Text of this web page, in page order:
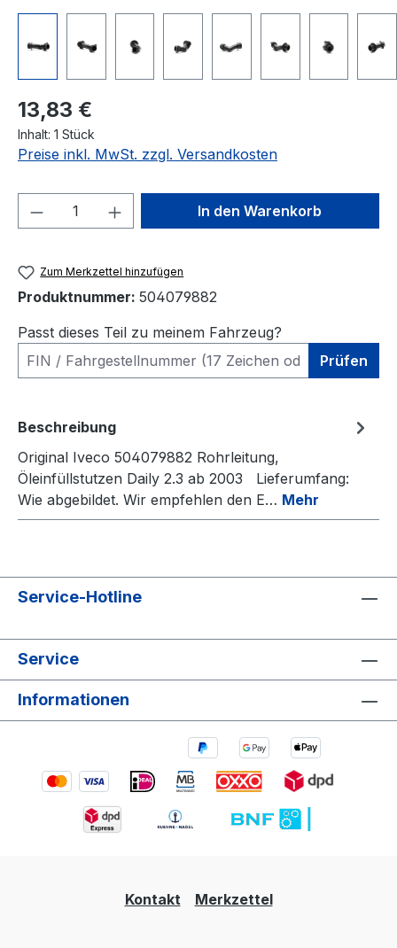
Regulärer Preis:
13,83 €
Inhalt: 1 Stück
Preise inkl. MwSt. zzgl. Versandkosten
Produkt Anzahl: Gib denIn den Warenkorb
Zum Merkzettel hinzufügen
Produktnummer: 504079882
Passt dieses Teil zu meinem Fahrzeug?
Prüfen
Beschreibung
Original Iveco 504079882 Rohrleitung,
Öleinfüllstutzen Daily 2.3 ab 2003 Lieferumfang:
Wie abgebildet. Wir empfehlen den E… Mehr
Service-Hotline
Service
Informationen
Kontakt Merkzettel